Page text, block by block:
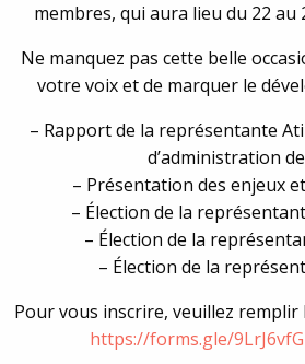
membres, qui aura lieu du 22 au
Ne manquez pas cette belle
votre voix et de marquer le
– Rapport de la représentante
d’administration de
– Présentation des enjeux
– Élection de la
– Élection de la
– Élection de la
Pour vous inscrire, veuillez
https://forms.gle/